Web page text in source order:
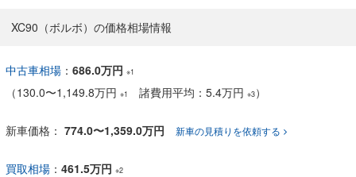
XC90（ボルボ）の価格相場情報
中古車相場 ： 686.0万円 ※1
（130.0〜1,149.8万円 ※1 諸費用平均：5.4万円 ※3）
新車価格： 774.0〜1,359.0万円 新車の見積りを依頼する
買取相場 ： 461.5万円 ※2